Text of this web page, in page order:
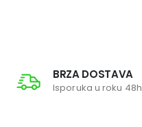
BRZA DOSTAVA
Isporuka u roku 48h